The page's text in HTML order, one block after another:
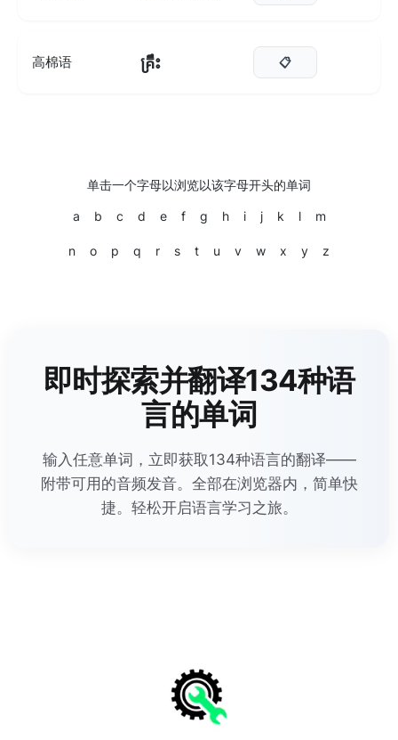
高棉语 គ្រឹះ 📋
单击一个字母以浏览以该字母开头的单词
a b c d e f g h i j k l m
n o p q r s t u v w x y z
即时探索并翻译134种语
言的单词
输入任意单词，立即获取134种语言的翻译——
附带可用的音频发音。全部在浏览器内，简单快
捷。轻松开启语言学习之旅。